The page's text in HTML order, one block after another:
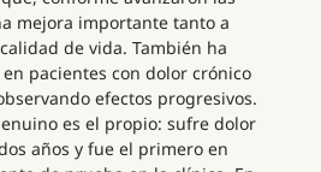
mejora importante tanto a
de vida. También ha
pacientes con dolor crónico
efectos progresivos.
es el propio: sufre dolor
años y fue el primero en